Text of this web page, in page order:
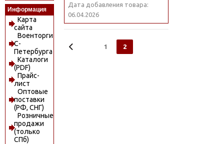
Информация
Карта
сайта
Военторги
С-
Петербурга
Каталоги
(PDF)
Прайс-
лист
Оптовые
поставки
(РФ, СНГ)
Розничные
продажи
(только
СПб)
Дата добавления товара:
06.04.2026
1 2